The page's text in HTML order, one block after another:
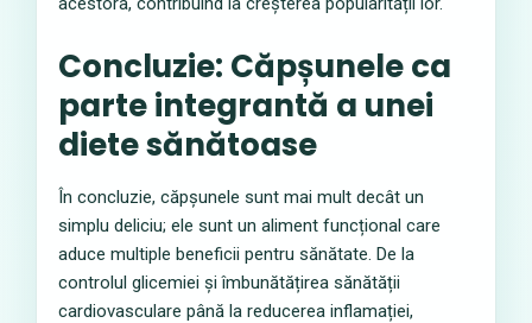
Concluzie: Căpșunele ca
parte integrantă a unei
diete sănătoase
În concluzie, căpșunele sunt mai mult decât un
simplu deliciu; ele sunt un aliment funcțional care
aduce multiple beneficii pentru sănătate. De la
controlul glicemiei și îmbunătățirea sănătății
cardiovasculare până la reducerea inflamației,